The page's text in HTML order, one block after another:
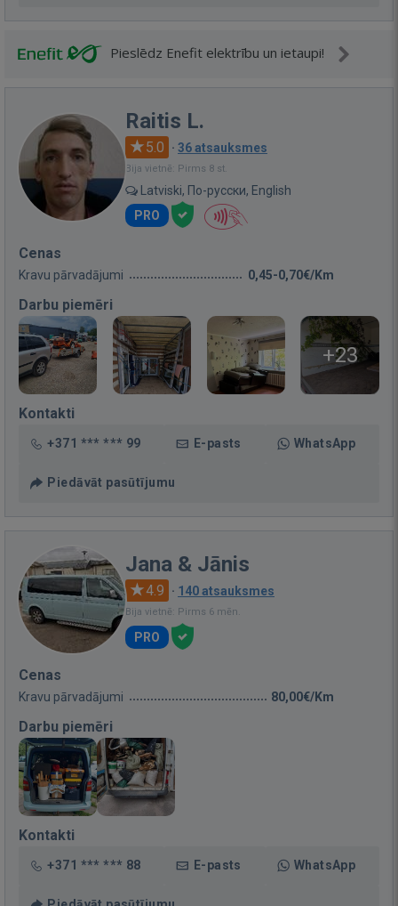
Pieslēdz Enefit elektrību un ietaupi!
Raitis L.
5.0 · 36 atsauksmes
Bija vietnē: Pirms 8 st.
Latviski, По-русски, English
PRO
Cenas
Kravu pārvadājumi 0,45-0,70€/Km
Darbu piemēri
+23
Kontakti
+371 *** *** 99 E-pasts WhatsApp
Piedāvāt pasūtījumu
Jana & Jānis
4.9 · 140 atsauksmes
Bija vietnē: Pirms 6 mēn.
PRO
Cenas
Kravu pārvadājumi 80,00€/Km
Darbu piemēri
Kontakti
+371 *** *** 88 E-pasts WhatsApp